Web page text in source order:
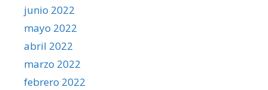
junio 2022
mayo 2022
abril 2022
marzo 2022
febrero 2022